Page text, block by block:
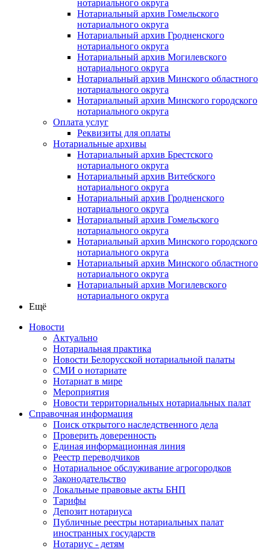
нотариального округа
Нотариальный архив Гомельского
нотариального округа
Нотариальный архив Гродненского
нотариального округа
Нотариальный архив Могилевского
нотариального округа
Нотариальный архив Минского областного
нотариального округа
Нотариальный архив Минского городского
нотариального округа
Оплата услуг
Реквизиты для оплаты
Нотариальные архивы
Нотариальный архив Брестского
нотариального округа
Нотариальный архив Витебского
нотариального округа
Нотариальный архив Гродненского
нотариального округа
Нотариальный архив Гомельского
нотариального округа
Нотариальный архив Минского городского
нотариального округа
Нотариальный архив Минского областного
нотариального округа
Нотариальный архив Могилевского
нотариального округа
Ещё
Новости
Актуально
Нотариальная практика
Новости Белорусской нотариальной палаты
СМИ о нотариате
Нотариат в мире
Мероприятия
Новости территориальных нотариальных палат
Справочная информация
Поиск открытого наследственного дела
Проверить доверенность
Единая информационная линия
Реестр переводчиков
Нотариальное обслуживание агрогородков
Законодательство
Локальные правовые акты БНП
Тарифы
Депозит нотариуса
Публичные реестры нотариальных палат
иностранных государств
Нотариус - детям